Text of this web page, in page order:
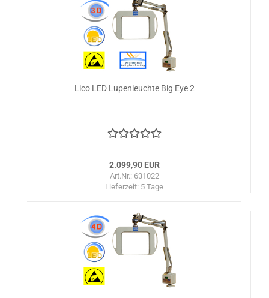
Lico LED Lupenleuchte Big Eye 2
2.099,90 EUR
Art.Nr.: 631022
Lieferzeit: 5 Tage